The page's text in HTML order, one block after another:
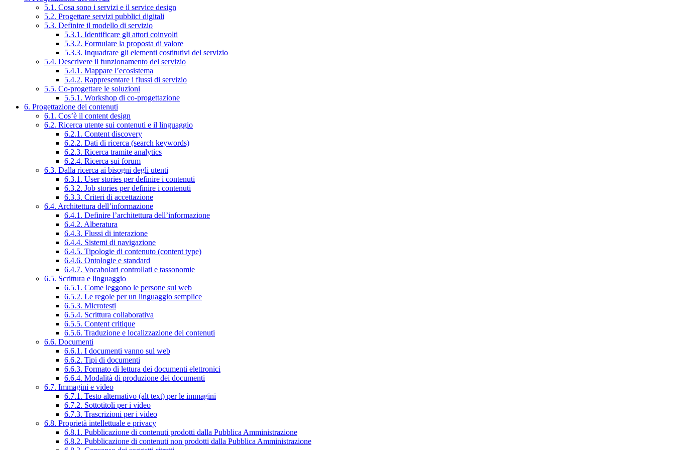
5.1. Cosa sono i servizi e il service design
5.2. Progettare servizi pubblici digitali
5.3. Definire il modello di servizio
5.3.1. Identificare gli attori coinvolti
5.3.2. Formulare la proposta di valore
5.3.3. Inquadrare gli elementi costitutivi del servizio
5.4. Descrivere il funzionamento del servizio
5.4.1. Mappare l’ecosistema
5.4.2. Rappresentare i flussi di servizio
5.5. Co-progettare le soluzioni
5.5.1. Workshop di co-progettazione
6. Progettazione dei contenuti
6.1. Cos’è il content design
6.2. Ricerca utente sui contenuti e il linguaggio
6.2.1. Content discovery
6.2.2. Dati di ricerca (search keywords)
6.2.3. Ricerca tramite analytics
6.2.4. Ricerca sui forum
6.3. Dalla ricerca ai bisogni degli utenti
6.3.1. User stories per definire i contenuti
6.3.2. Job stories per definire i contenuti
6.3.3. Criteri di accettazione
6.4. Architettura dell’informazione
6.4.1. Definire l’architettura dell’informazione
6.4.2. Alberatura
6.4.3. Flussi di interazione
6.4.4. Sistemi di navigazione
6.4.5. Tipologie di contenuto (content type)
6.4.6. Ontologie e standard
6.4.7. Vocabolari controllati e tassonomie
6.5. Scrittura e linguaggio
6.5.1. Come leggono le persone sul web
6.5.2. Le regole per un linguaggio semplice
6.5.3. Microtesti
6.5.4. Scrittura collaborativa
6.5.5. Content critique
6.5.6. Traduzione e localizzazione dei contenuti
6.6. Documenti
6.6.1. I documenti vanno sul web
6.6.2. Tipi di documenti
6.6.3. Formato di lettura dei documenti elettronici
6.6.4. Modalità di produzione dei documenti
6.7. Immagini e video
6.7.1. Testo alternativo (alt text) per le immagini
6.7.2. Sottotitoli per i video
6.7.3. Trascrizioni per i video
6.8. Proprietà intellettuale e privacy
6.8.1. Pubblicazione di contenuti prodotti dalla Pubblica Amministrazione
6.8.2. Pubblicazione di contenuti non prodotti dalla Pubblica Amministrazione